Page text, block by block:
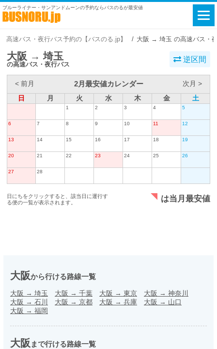
ブルーライナー・サンアンドムーンの予約ならバスのるが最安値
高速バス・夜行バス予約の【バスのる.jp】 大阪 → 埼玉 の高速バス・
大阪 → 埼玉
の高速バス・夜行バス
逆区間
< 前月 2月最安値カレンダー
次月 >
日
月 火 水 木 金 土
1 2 3 4 5
6 7 8 9 10 11 12
13 14 15 16 17 18 19
20 21 22 23 24 25 26
27 28
日にちをクリックすると、該当日に運行す
る便の一覧が表示されます。
は当月最安値
大阪から行ける路線一覧
大阪 → 埼玉 大阪 → 千葉 大阪 → 東京 大阪 → 神奈川
大阪 → 石川 大阪 → 京都 大阪 → 兵庫 大阪 → 山口
大阪 → 福岡
大阪 まで行ける路線一覧